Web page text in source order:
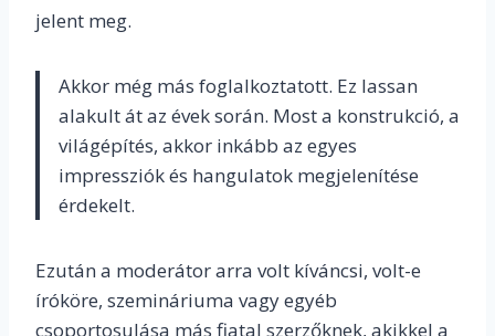
jelent meg.
Akkor még más foglalkoztatott. Ez lassan
alakult át az évek során. Most a konstrukció, a
világépítés, akkor inkább az egyes
impressziók és hangulatok megjelenítése
érdekelt.
Ezután a moderátor arra volt kíváncsi, volt-e
íróköre, szemináriuma vagy egyéb
csoportosulása más fiatal szerzőknek, akikkel a